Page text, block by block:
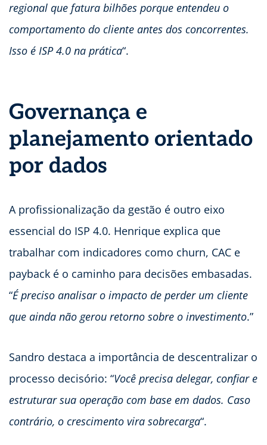
regional que fatura bilhões porque entendeu o
comportamento do cliente antes dos concorrentes.
Isso é ISP 4.0 na prática“.
Governança e
planejamento orientado
por dados
A profissionalização da gestão é outro eixo
essencial do ISP 4.0. Henrique explica que
trabalhar com indicadores como churn, CAC e
payback é o caminho para decisões embasadas.
“É preciso analisar o impacto de perder um cliente
que ainda não gerou retorno sobre o investimento.”
Sandro destaca a importância de descentralizar o
processo decisório: “Você precisa delegar, confiar e
estruturar sua operação com base em dados. Caso
contrário, o crescimento vira sobrecarga“.